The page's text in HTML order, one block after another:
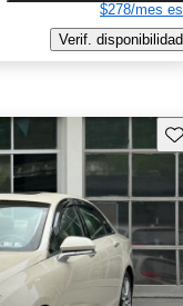
$278/mes
Verif. disponibilidad